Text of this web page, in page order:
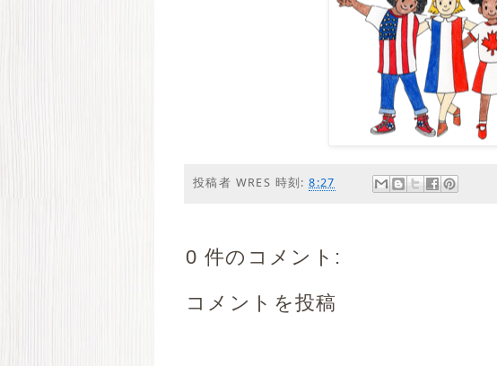
投稿者 WRES 時刻:8:27
0 件のコメント:
コメントを投稿